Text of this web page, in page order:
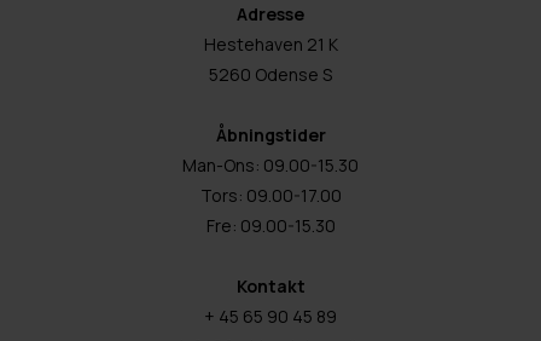
Adresse
Hestehaven 21 K
5260 Odense S
Åbningstider
Man-Ons: 09.00-15.30
Tors: 09.00-17.00
Fre: 09.00-15.30
Kontakt
+ 45 65 90 45 89